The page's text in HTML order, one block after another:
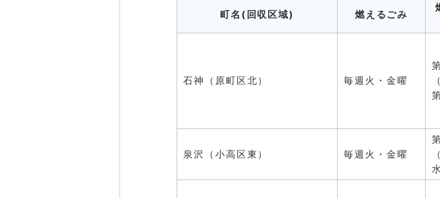
町名(回収区域) 燃えるごみ
石神（原町区北） 毎週火・金曜
泉沢（小高区東） 毎週火・金曜